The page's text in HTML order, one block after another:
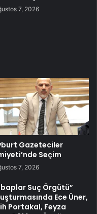
7, 2026
Gazeteciler
Seçim
7, 2026
Suç Örgütü”
Ece Üner,
Portakal, Feyza